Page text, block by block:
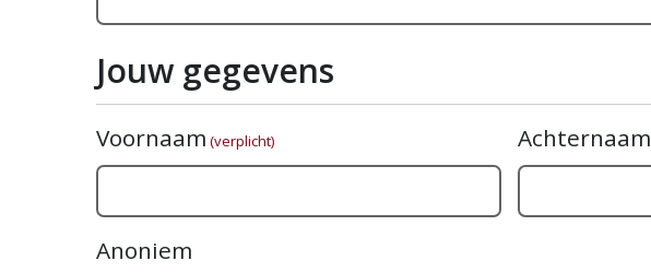
Jouw gegevens
Voornaam (verplicht) Achternaam
Anoniem